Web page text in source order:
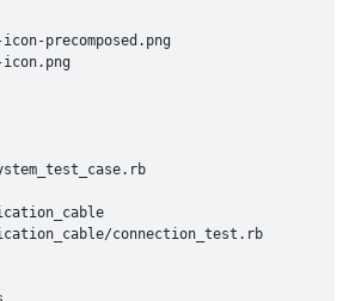
precomposed.png
connection_test.rb